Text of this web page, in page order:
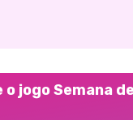
jogo Semana